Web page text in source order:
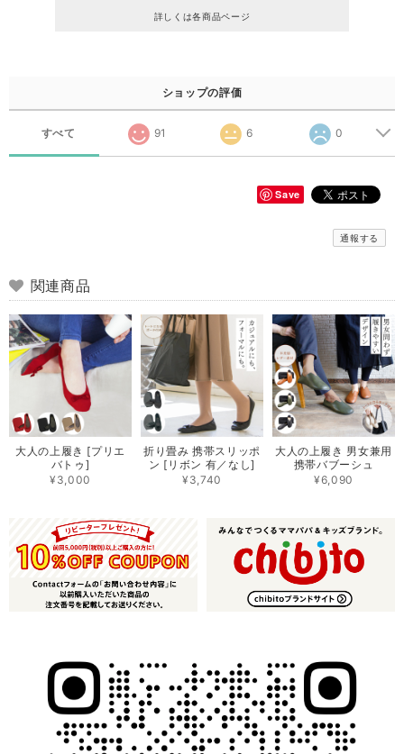
詳しくは各商品ページ
ショップの評価
すべて 91 6 0
Save
通報する
関連商品
大人の上履き [プリエ
バトゥ]
¥3,000
折り畳み 携帯スリッポ
ン [リボン 有／なし]
¥3,740
大人の上履き 男女兼用
携帯バブーシュ
¥6,090